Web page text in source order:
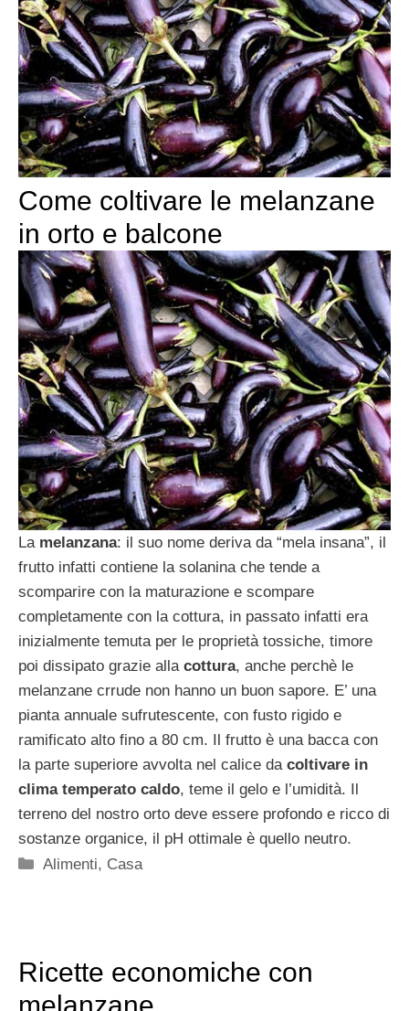
Come coltivare le melanzane
in orto e balcone
La melanzana: il suo nome deriva da “mela insana”, il
frutto infatti contiene la solanina che tende a
scomparire con la maturazione e scompare
completamente con la cottura, in passato infatti era
inizialmente temuta per le proprietà tossiche, timore
poi dissipato grazie alla cottura, anche perchè le
melanzane crrude non hanno un buon sapore. E’ una
pianta annuale sufrutescente, con fusto rigido e
ramificato alto fino a 80 cm. Il frutto è una bacca con
la parte superiore avvolta nel calice da coltivare in
clima temperato caldo, teme il gelo e l’umidità. Il
terreno del nostro orto deve essere profondo e ricco di
sostanze organice, il pH ottimale è quello neutro.
Categorie
Alimenti, Casa
Ricette economiche con
melanzane